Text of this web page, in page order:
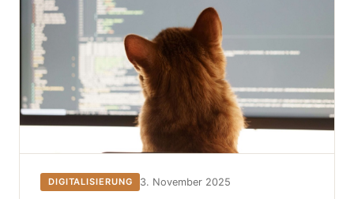
DIGITALISIERUNG 3. November 2025